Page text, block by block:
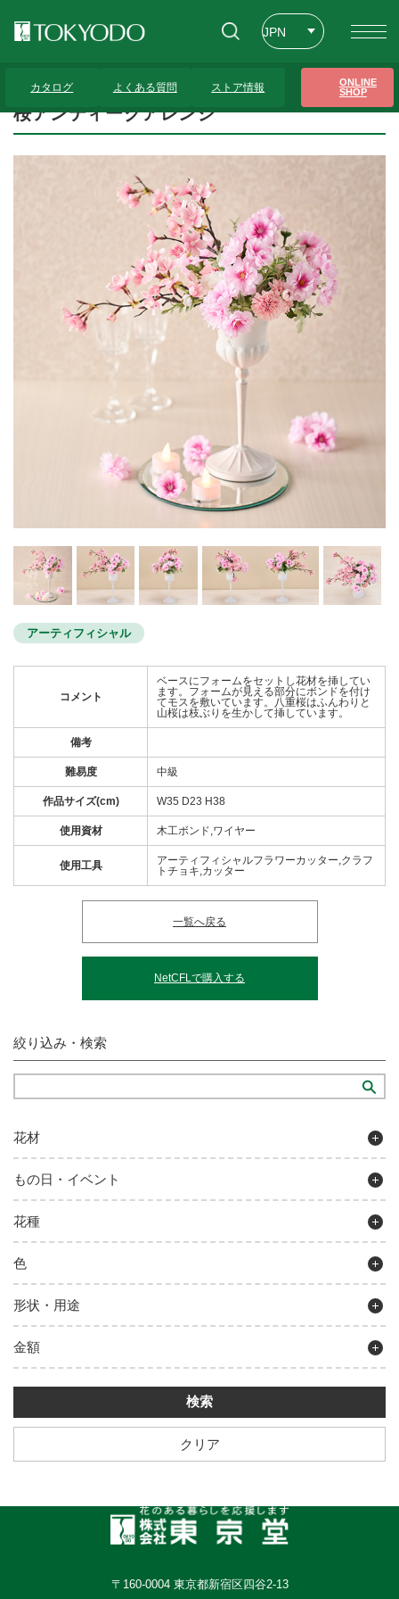
JPN
カタログ よくある質問 ストア情報
ONLINE
SHOP
桜アンティークアレンジ
桜アンティークアレンジ
アーティフィシャル
コメント
ベースにフォームをセットし花材を挿してい
ます。フォームが見える部分にボンドを付け
てモスを敷いています。八重桜はふんわりと
山桜は枝ぶりを生かして挿しています。
備考
難易度 中級
作品サイズ(cm) W35 D23 H38
使用資材 木工ボンド,ワイヤー
使用工具
アーティフィシャルフラワーカッター,クラフ
トチョキ,カッター
一覧へ戻る
NetCFLで購入する
絞り込み・検索
花材
もの日・イベント
花種
色
形状・用途
金額
クリア
〒160-0004 東京都新宿区四谷2-13